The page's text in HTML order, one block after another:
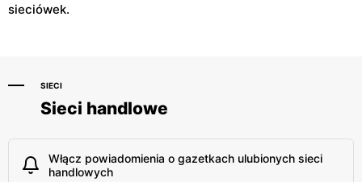
sieciówek.
SIECI
Sieci handlowe
Włącz powiadomienia o gazetkach ulubionych sieci
handlowych